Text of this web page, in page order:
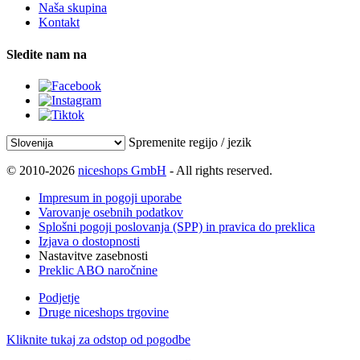
Naša skupina
Kontakt
Sledite nam na
Spremenite regijo / jezik
© 2010-2026 niceshops GmbH - All rights reserved.
Impresum in pogoji uporabe
Varovanje osebnih podatkov
Splošni pogoji poslovanja (SPP) in pravica do preklica
Izjava o dostopnosti
Nastavitve zasebnosti
Preklic ABO naročnine
Podjetje
Druge niceshops trgovine
Kliknite tukaj za odstop od pogodbe